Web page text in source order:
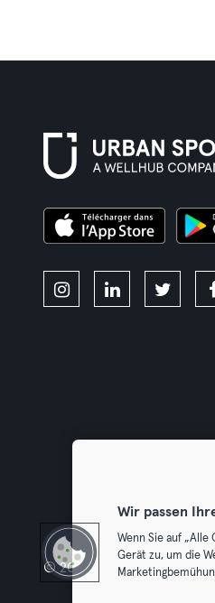
© 2026 Urban Sports
Wir passen
Wenn Sie auf
Gerät zu, um die